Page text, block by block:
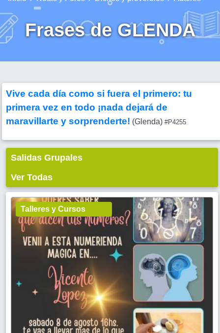
Frases de GLENDA
Vive cada día como si fuera el primero: tu
primera vez en todo ¡nada dejará de
maravillarte y sorprenderte! (Glenda) #P4255
Salidas Grupales
Ver Todas
Talleres y Cursos